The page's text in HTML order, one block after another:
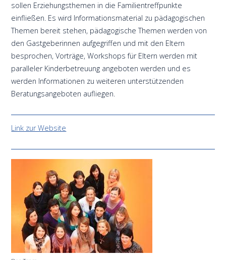
sollen Erziehungsthemen in die Familientreffpunkte
einfließen. Es wird Informationsmaterial zu pädagogischen
Themen bereit stehen, pädagogische Themen werden von
den Gastgeberinnen aufgegriffen und mit den Eltern
besprochen, Vorträge, Workshops für Eltern werden mit
paralleler Kinderbetreuung angeboten werden und es
werden Informationen zu weiteren unterstützenden
Beratungsangeboten aufliegen.
Link zur Website